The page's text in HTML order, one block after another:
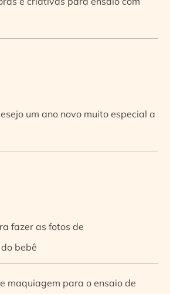
um ano novo muito especial a
fazer as fotos de
bebê
maquiagem para o ensaio de